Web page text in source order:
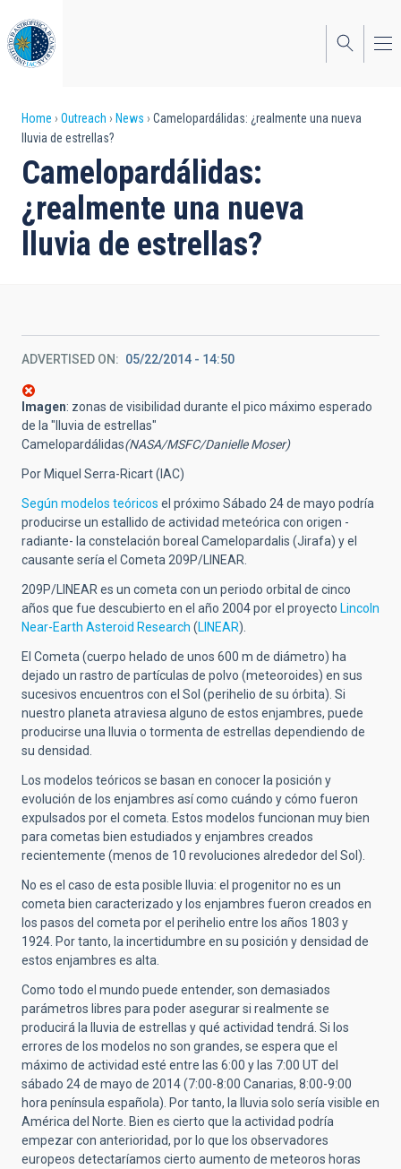
to
main
content
Breadcrumb
Home Outreach News
Camelopardálidas: ¿realmente una nueva
lluvia de estrellas?
Camelopardálidas:
¿realmente una nueva
lluvia de estrellas?
ADVERTISED ON 05/22/2014 - 14:50
Imagen: zonas de visibilidad durante el pico máximo esperado
de la "lluvia de estrellas"
Camelopardálidas(NASA/MSFC/Danielle Moser)
Por Miquel Serra-Ricart (IAC)
Según modelos teóricos el próximo Sábado 24 de mayo podría
producirse un estallido de actividad meteórica con origen -
radiante- la constelación boreal Camelopardalis (Jirafa) y el
causante sería el Cometa 209P/LINEAR.
209P/LINEAR es un cometa con un periodo orbital de cinco
años que fue descubierto en el año 2004 por el proyecto Lincoln
Near-Earth Asteroid Research (LINEAR).
El Cometa (cuerpo helado de unos 600 m de diámetro) ha
dejado un rastro de partículas de polvo (meteoroides) en sus
sucesivos encuentros con el Sol (perihelio de su órbita). Si
nuestro planeta atraviesa alguno de estos enjambres, puede
producirse una lluvia o tormenta de estrellas dependiendo de
su densidad.
Los modelos teóricos se basan en conocer la posición y
evolución de los enjambres así como cuándo y cómo fueron
expulsados por el cometa. Estos modelos funcionan muy bien
para cometas bien estudiados y enjambres creados
recientemente (menos de 10 revoluciones alrededor del Sol).
No es el caso de esta posible lluvia: el progenitor no es un
cometa bien caracterizado y los enjambres fueron creados en
los pasos del cometa por el perihelio entre los años 1803 y
1924. Por tanto, la incertidumbre en su posición y densidad de
estos enjambres es alta.
Como todo el mundo puede entender, son demasiados
parámetros libres para poder asegurar si realmente se
producirá la lluvia de estrellas y qué actividad tendrá. Si los
errores de los modelos no son grandes, se espera que el
máximo de actividad esté entre las 6:00 y las 7:00 UT del
sábado 24 de mayo de 2014 (7:00-8:00 Canarias, 8:00-9:00
hora península española). Por tanto, la lluvia solo sería visible en
América del Norte. Bien es cierto que la actividad podría
empezar con anterioridad, por lo que los observadores
europeos detectaríamos cierto aumento de meteoros horas